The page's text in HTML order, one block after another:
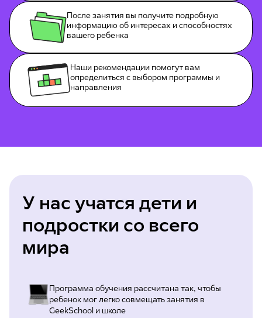
После занятия вы получите подробную
информацию об интересах и способностях
вашего ребенка
Наши рекомендации помогут вам
определиться с выбором программы и
направления
У нас учатся дети и
подростки со всего
мира
Программа обучения рассчитана так, чтобы
ребенок мог легко совмещать занятия в
GeekSchool и школе